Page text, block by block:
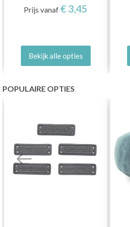
Prijs vanaf € 3,45
Bekijk alle opties
POPULAIRE OPTIES